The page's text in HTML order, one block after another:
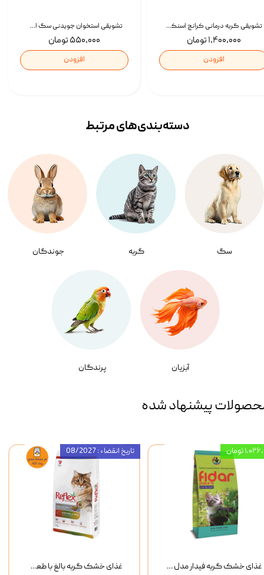
تشویقی استخوان جویدنی سگ اسنکی کرانچی با طعم مرغ Snacky Crunchy Munchy وزن 100 گرم
۵۵۰,۰۰۰ تومان
افزودن
تشویقی گربه درمانی کرانچ اسنکی با طعم میکس Snacky Crunch Cat Treats وزن 60 گرم بسته 4 عددی
۱,۴۰۰,۰۰۰ تومان
افزودن
سگ گربه جوندگان
آبزیان پرندگان
دسته‌بندی‌‌های مرتبط
پیشنهاد شده
غذای خشک گربه بالغ با طعم مرغ و برنج رفلکس Reflex Multi Color Chicken And Rice وزن 1 کیلوگرم
تاریخ انقضاء : 08/2027
غذای خشک گربه فیدار مدل Adult وزن 10 کیلوگرم
تومان